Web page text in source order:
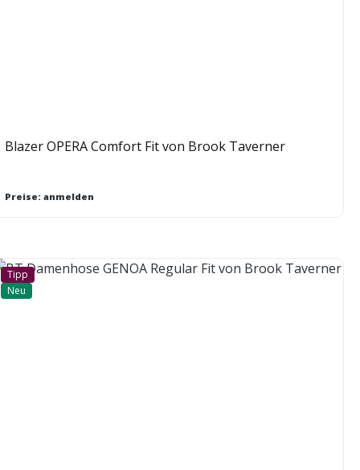
Blazer OPERA Comfort Fit von Brook Taverner
Preise: anmelden
Tipp
Neu